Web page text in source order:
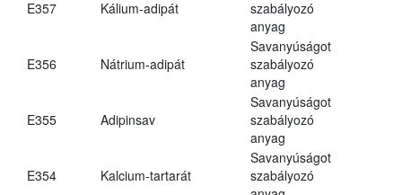
E357 Kálium-adipát
szabályozó
anyag
E356 Nátrium-adipát
Savanyúságot
szabályozó
anyag
E355 Adipinsav
Savanyúságot
szabályozó
anyag
E354 Kalcium-tartarát
Savanyúságot
szabályozó